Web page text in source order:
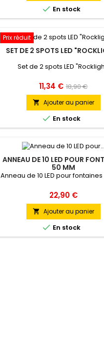
 En stock
Prix réduit
SET DE 2 SPOTS LED
Set de 2 spots LED
Prix
11,34 € Prix
de
base
18,90 €
 Ajouter au panier
 En stock
ANNEAU DE 10 LED POUR
50 MM
Anneau de 10 LED pour
Prix
22,90 €
 Ajouter au panier
 En stock